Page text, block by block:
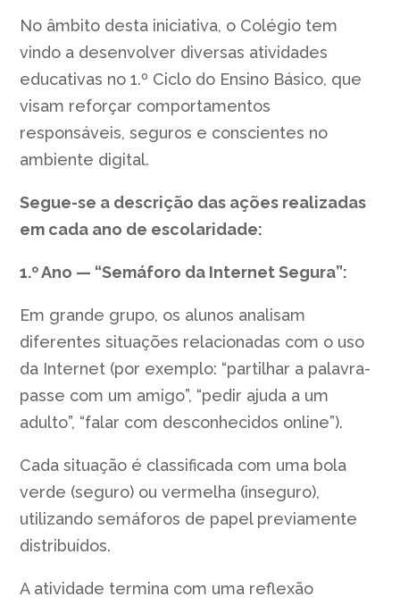
No âmbito desta iniciativa, o Colégio tem
vindo a desenvolver diversas atividades
educativas no 1.º Ciclo do Ensino Básico, que
visam reforçar comportamentos
responsáveis, seguros e conscientes no
ambiente digital.
Segue-se a descrição das ações realizadas
em cada ano de escolaridade:
1.º Ano — “Semáforo da Internet Segura”:
Em grande grupo, os alunos analisam
diferentes situações relacionadas com o uso
da Internet (por exemplo: “partilhar a palavra-
passe com um amigo”, “pedir ajuda a um
adulto”, “falar com desconhecidos online”).
Cada situação é classificada com uma bola
verde (seguro) ou vermelha (inseguro),
utilizando semáforos de papel previamente
distribuídos.
A atividade termina com uma reflexão